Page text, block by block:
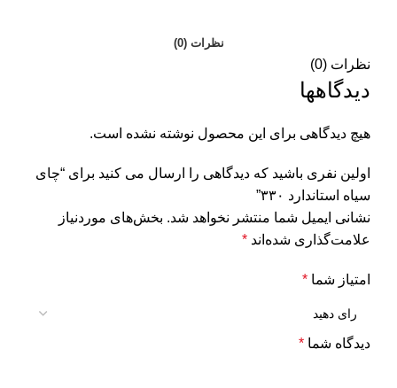
نظرات (0)
نظرات (0)
دیدگاهها
هیچ دیدگاهی برای این محصول نوشته نشده است.
اولین نفری باشید که دیدگاهی را ارسال می کنید برای “چای
سیاه استاندارد ۳۳۰”
نشانی ایمیل شما منتشر نخواهد شد. بخش‌های موردنیاز
علامت‌گذاری شده‌اند *
امتیاز شما *
دیدگاه شما *